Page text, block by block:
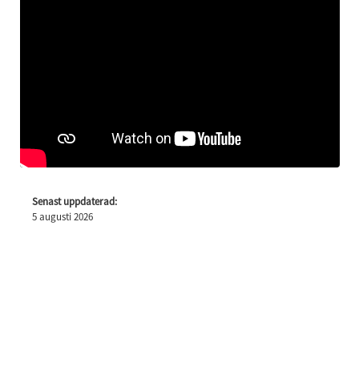
Senast uppdaterad:
5 augusti 2026